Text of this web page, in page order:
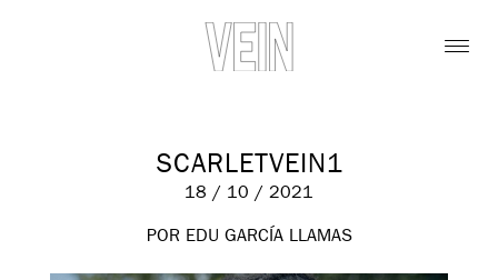
SCARLETVEIN1
18 / 10 / 2021
POR EDU GARCÍA LLAMAS